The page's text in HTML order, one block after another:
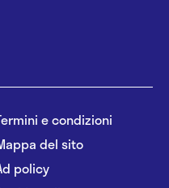
e condizioni
del sito
policy